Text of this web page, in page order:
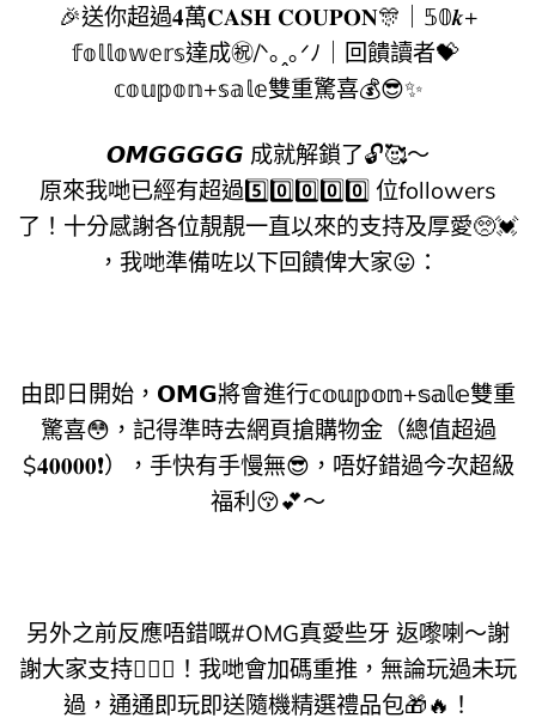
🎉送你超過𝟒萬𝐂𝐀𝐒𝐇 𝐂𝐎𝐔𝐏𝐎𝐍🎊｜𝟝𝟘𝒌+
𝕗𝕠𝕝𝕝𝕠𝕨𝕖𝕣𝕤達成㊗️​/ᐠ｡ꞈ｡ᐟﾉ｜回饋讀者💝 ​
𝕔𝕠𝕦𝕡𝕠𝕟+𝕤𝕒𝕝𝕖雙重驚喜​​💰😎​✨
𝙊𝙈𝙂𝙂𝙂𝙂𝙂 成就解鎖了🔓🥰～
原來我哋已經有超過5️⃣0️⃣0️⃣0️⃣0️⃣ 位followers
了！十分感謝各位靚靚一直以來的支持及厚愛🥺💓​
，我哋準備咗以下回饋俾大家😛：
由即日開始，𝗢𝗠𝗚將會進行𝕔𝕠𝕦𝕡𝕠𝕟+𝕤𝕒𝕝𝕖雙重
驚喜​​😳，記得準時去網頁搶購物金（總值超過
$𝟒𝟎𝟎𝟎𝟎❗​），手快有手慢無😎​ ，唔好錯過今次超級
福利😚​💕​～
另外之前反應唔錯嘅#OMG真愛些牙 返嚟喇～謝
謝大家支持🙇🏻‍♀️​！我哋會加碼重推，無論玩過未玩
過，通通即玩即送隨機精選禮品包🎁​🔥​！